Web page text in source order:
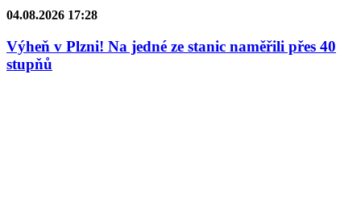
04.08.2026 17:28
Výheň v Plzni! Na jedné ze stanic naměřili přes 40
stupňů